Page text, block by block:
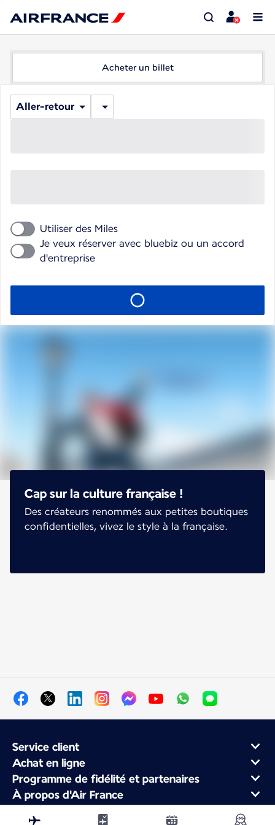
Acheter un billet
Aller-retour
Utiliser des Miles
Je veux réserver avec bluebiz ou un accord
d'entreprise
Cap sur la culture française !
Des créateurs renommés aux petites boutiques
confidentielles, vivez le style à la française.
Service client
Achat en ligne
Programme de fidélité et partenaires
À propos d'Air France